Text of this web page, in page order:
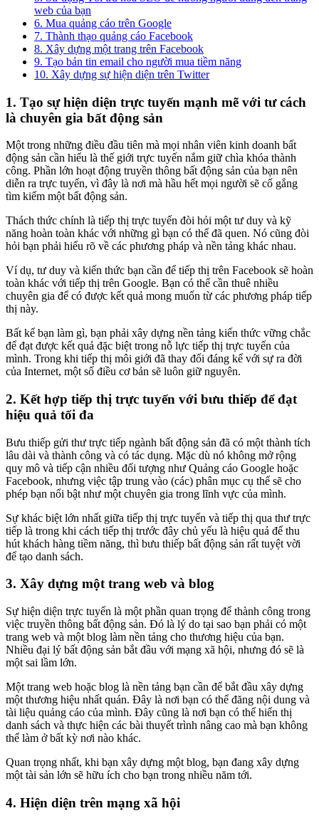
web của bạn
6. Mua quảng cáo trên Google
7. Thành thạo quảng cáo Facebook
8. Xây dựng một trang trên Facebook
9. Tạo bản tin email cho người mua tiềm năng
10. Xây dựng sự hiện diện trên Twitter
1. Tạo sự hiện diện trực tuyến mạnh mẽ với tư cách
là chuyên gia bất động sản
Một trong những điều đầu tiên mà mọi nhân viên kinh doanh bất
động sản cần hiểu là thế giới trực tuyến nắm giữ chìa khóa thành
công. Phần lớn hoạt động truyền thông bất động sản của bạn nên
diễn ra trực tuyến, vì đây là nơi mà hầu hết mọi người sẽ cố gắng
tìm kiếm một bất động sản.
Thách thức chính là tiếp thị trực tuyến đòi hỏi một tư duy và kỹ
năng hoàn toàn khác với những gì bạn có thể đã quen. Nó cũng đòi
hỏi bạn phải hiểu rõ về các phương pháp và nền tảng khác nhau.
Ví dụ, tư duy và kiến ​​thức bạn cần để tiếp thị trên Facebook sẽ hoàn
toàn khác với tiếp thị trên Google. Bạn có thể cần thuê nhiều
chuyên gia để có được kết quả mong muốn từ các phương pháp tiếp
thị này.
Bất kể bạn làm gì, bạn phải xây dựng nền tảng kiến ​​thức vững chắc
để đạt được kết quả đặc biệt trong nỗ lực tiếp thị trực tuyến của
mình. Trong khi tiếp thị môi giới đã thay đổi đáng kể với sự ra đời
của Internet, một số điều cơ bản sẽ luôn giữ nguyên.
2. Kết hợp tiếp thị trực tuyến với bưu thiếp để đạt
hiệu quả tối đa
Bưu thiếp gửi thư trực tiếp ngành bất động sản đã có một thành tích
lâu dài và thành công và có tác dụng. Mặc dù nó không mở rộng
quy mô và tiếp cận nhiều đối tượng như Quảng cáo Google hoặc
Facebook, nhưng việc tập trung vào (các) phân mục cụ thể sẽ cho
phép bạn nổi bật như một chuyên gia trong lĩnh vực của mình.
Sự khác biệt lớn nhất giữa tiếp thị trực tuyến và tiếp thị qua thư trực
tiếp là trong khi cách tiếp thị trước đây chủ yếu là hiệu quả để thu
hút khách hàng tiềm năng, thì bưu thiếp bất động sản rất tuyệt vời
để tạo danh sách.
3. Xây dựng một trang web và blog
Sự hiện diện trực tuyến là một phần quan trọng để thành công trong
việc truyền thông bất động sản. Đó là lý do tại sao bạn phải có một
trang web và một blog làm nền tảng cho thương hiệu của bạn.
Nhiều đại lý bất động sản bắt đầu với mạng xã hội, nhưng đó sẽ là
một sai lầm lớn.
Một trang web hoặc blog là nền tảng bạn cần để bắt đầu xây dựng
một thương hiệu nhất quán. Đây là nơi bạn có thể đăng nội dung và
tài liệu quảng cáo của mình. Đây cũng là nơi bạn có thể hiển thị
danh sách và thực hiện các bài thuyết trình nâng cao mà bạn không
thể làm ở bất kỳ nơi nào khác.
Quan trọng nhất, khi bạn xây dựng một blog, bạn đang xây dựng
một tài sản lớn sẽ hữu ích cho bạn trong nhiều năm tới.
4. Hiện diện trên mạng xã hội